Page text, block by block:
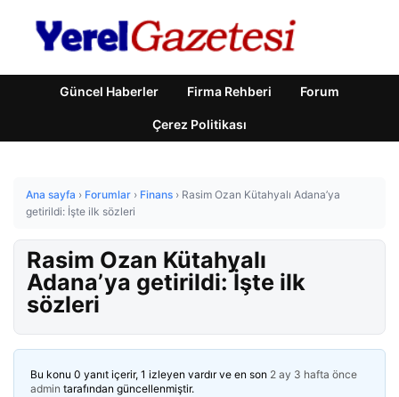
Güncel Haberler Firma Rehberi Forum
Çerez Politikası
Ana sayfa › Forumlar › Finans › Rasim Ozan Kütahyalı Adana’ya
getirildi: İşte ilk sözleri
Rasim Ozan Kütahyalı
Adana’ya getirildi: İşte ilk
sözleri
Bu konu 0 yanıt içerir, 1 izleyen vardır ve en son 2 ay 3 hafta önce
admin tarafından güncellenmiştir.